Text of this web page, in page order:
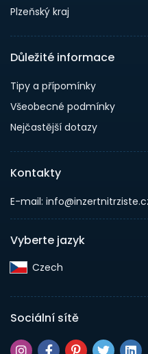
Plzeňský kraj
Důležité informace
Tipy a přípomínky
Všeobecné podmínky
Nejčastější dotazy
Kontakty
E-mail:
Vyberte jazyk
Czech‎
Sociální sítě